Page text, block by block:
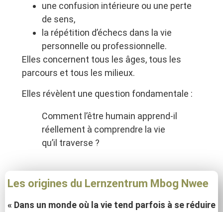
une confusion intérieure ou une perte
de sens,
la répétition d’échecs dans la vie
personnelle ou professionnelle.
Elles concernent tous les âges, tous les
parcours et tous les milieux.
Elles révèlent une question fondamentale :
Comment l’être humain apprend-il
réellement à comprendre la vie
qu’il traverse ?
Les origines du Lernzentrum Mbog Nwee
« Dans un monde où la vie tend parfois à se réduire